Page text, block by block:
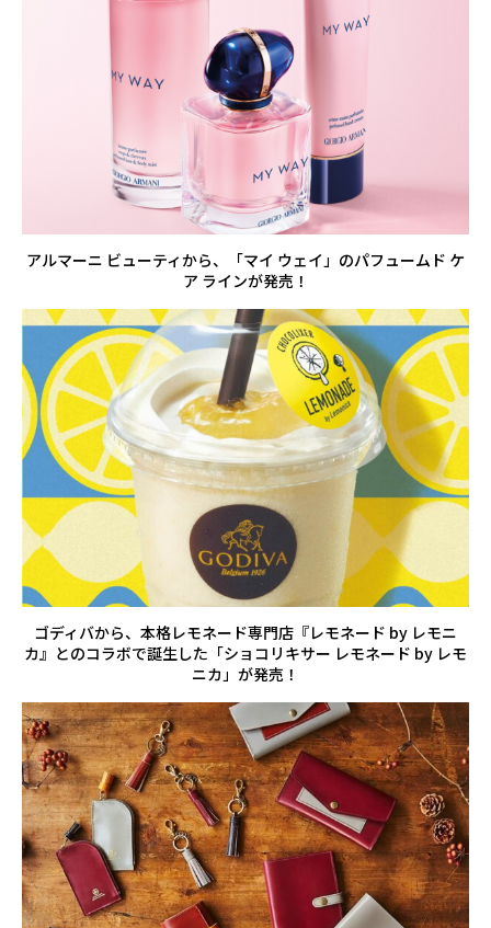
アルマーニ ビューティから、「マイ ウェイ」のパフュームド ケ
ア ラインが発売！
ゴディバから、本格レモネード専門店『レモネード by レモニ
カ』とのコラボで誕生した「ショコリキサー レモネード by レモ
ニカ」が発売！